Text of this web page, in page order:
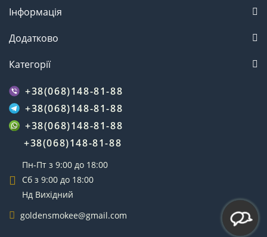
Інформація
Додатково
Категорії
+38(068)148-81-88
+38(068)148-81-88
+38(068)148-81-88
+38(068)148-81-88
Пн-Пт з 9:00 до 18:00
Сб з 9:00 до 18:00
Нд Вихідний
goldensmokee@gmail.com